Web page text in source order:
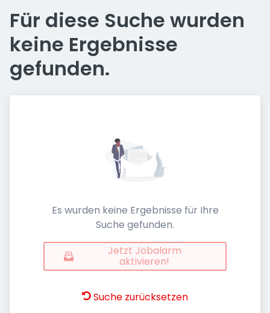
Für diese Suche wurden
keine Ergebnisse
gefunden.
Es wurden keine Ergebnisse für Ihre
Suche gefunden.
Jetzt Jobalarm
aktivieren!
Suche zurücksetzen